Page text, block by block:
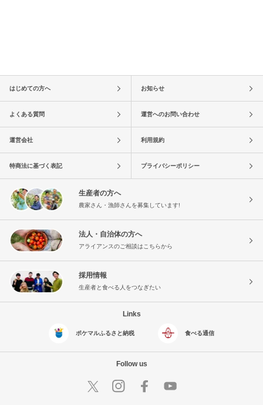
はじめての方へ お知らせ
よくある質問 運営へのお問い合わせ
運営会社 利用規約
特商法に基づく表記 プライバシーポリシー
生産者の方へ
農家さん・漁師さんを募集しています!
法人・自治体の方へ
アライアンスのご相談はこちらから
採用情報
生産者と食べる人をつなぎたい
Links
ポケマルふるさと納税 食べる通信
Follow us